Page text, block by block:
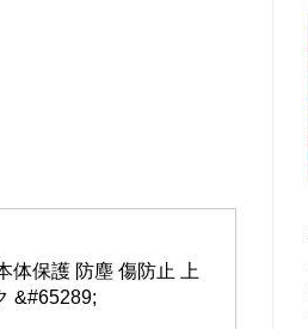
体保護 防塵 傷防止 上
&#65289;